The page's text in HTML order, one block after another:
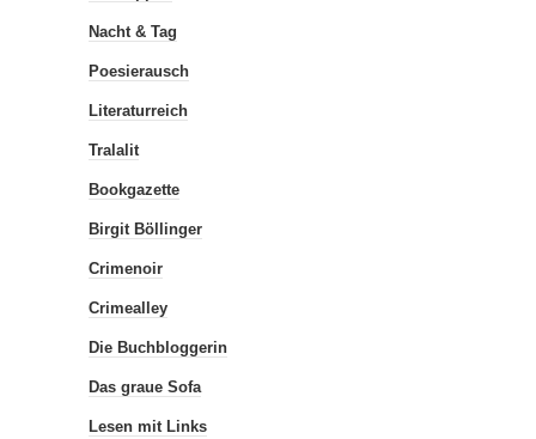
Nacht & Tag
Poesierausch
Literaturreich
Tralalit
Bookgazette
Birgit Böllinger
Crimenoir
Crimealley
Die Buchbloggerin
Das graue Sofa
Lesen mit Links